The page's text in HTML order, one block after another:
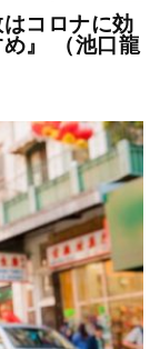
はコロナに効
』 （池口龍